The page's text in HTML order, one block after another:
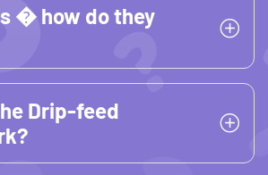
� how do they
Drip-feed